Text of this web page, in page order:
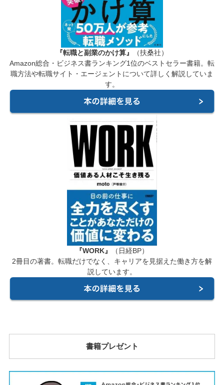
『転職と副業のかけ算』
（扶桑社）
Amazon総合・ビジネス書ランキング1位のベストセラー書籍。転
職方法や転職サイト・エージェントについて詳しく解説していま
す。
『WORK』
（日経BP）
2冊目の著書。転職だけでなく、キャリアを見据えた働き方を解
説しています。
書籍プレゼント